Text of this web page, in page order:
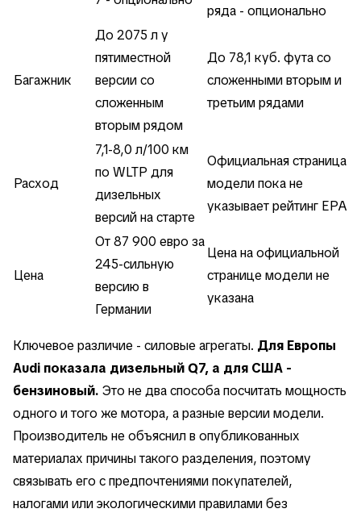
ряда - опционально
Багажник
До 2075 л у
пятиместной
версии со
сложенным
вторым рядом
До 78,1 куб. фута со
сложенными вторым и
третьим рядами
Расход
7,1-8,0 л/100 км
по WLTP для
дизельных
версий на старте
Официальная страница
модели пока не
указывает рейтинг EPA
Цена
От 87 900 евро за
245-сильную
версию в
Германии
Цена на официальной
странице модели не
указана
Ключевое различие - силовые агрегаты. Для Европы
Audi показала дизельный Q7, а для США -
бензиновый. Это не два способа посчитать мощность
одного и того же мотора, а разные версии модели.
Производитель не объяснил в опубликованных
материалах причины такого разделения, поэтому
связывать его с предпочтениями покупателей,
налогами или экологическими правилами без